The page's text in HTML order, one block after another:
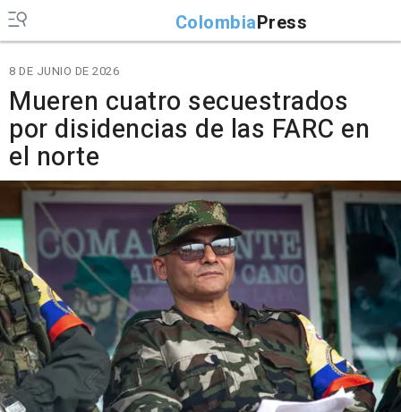
ColombiaPress
8 DE JUNIO DE 2026
Mueren cuatro secuestrados
por disidencias de las FARC en
el norte